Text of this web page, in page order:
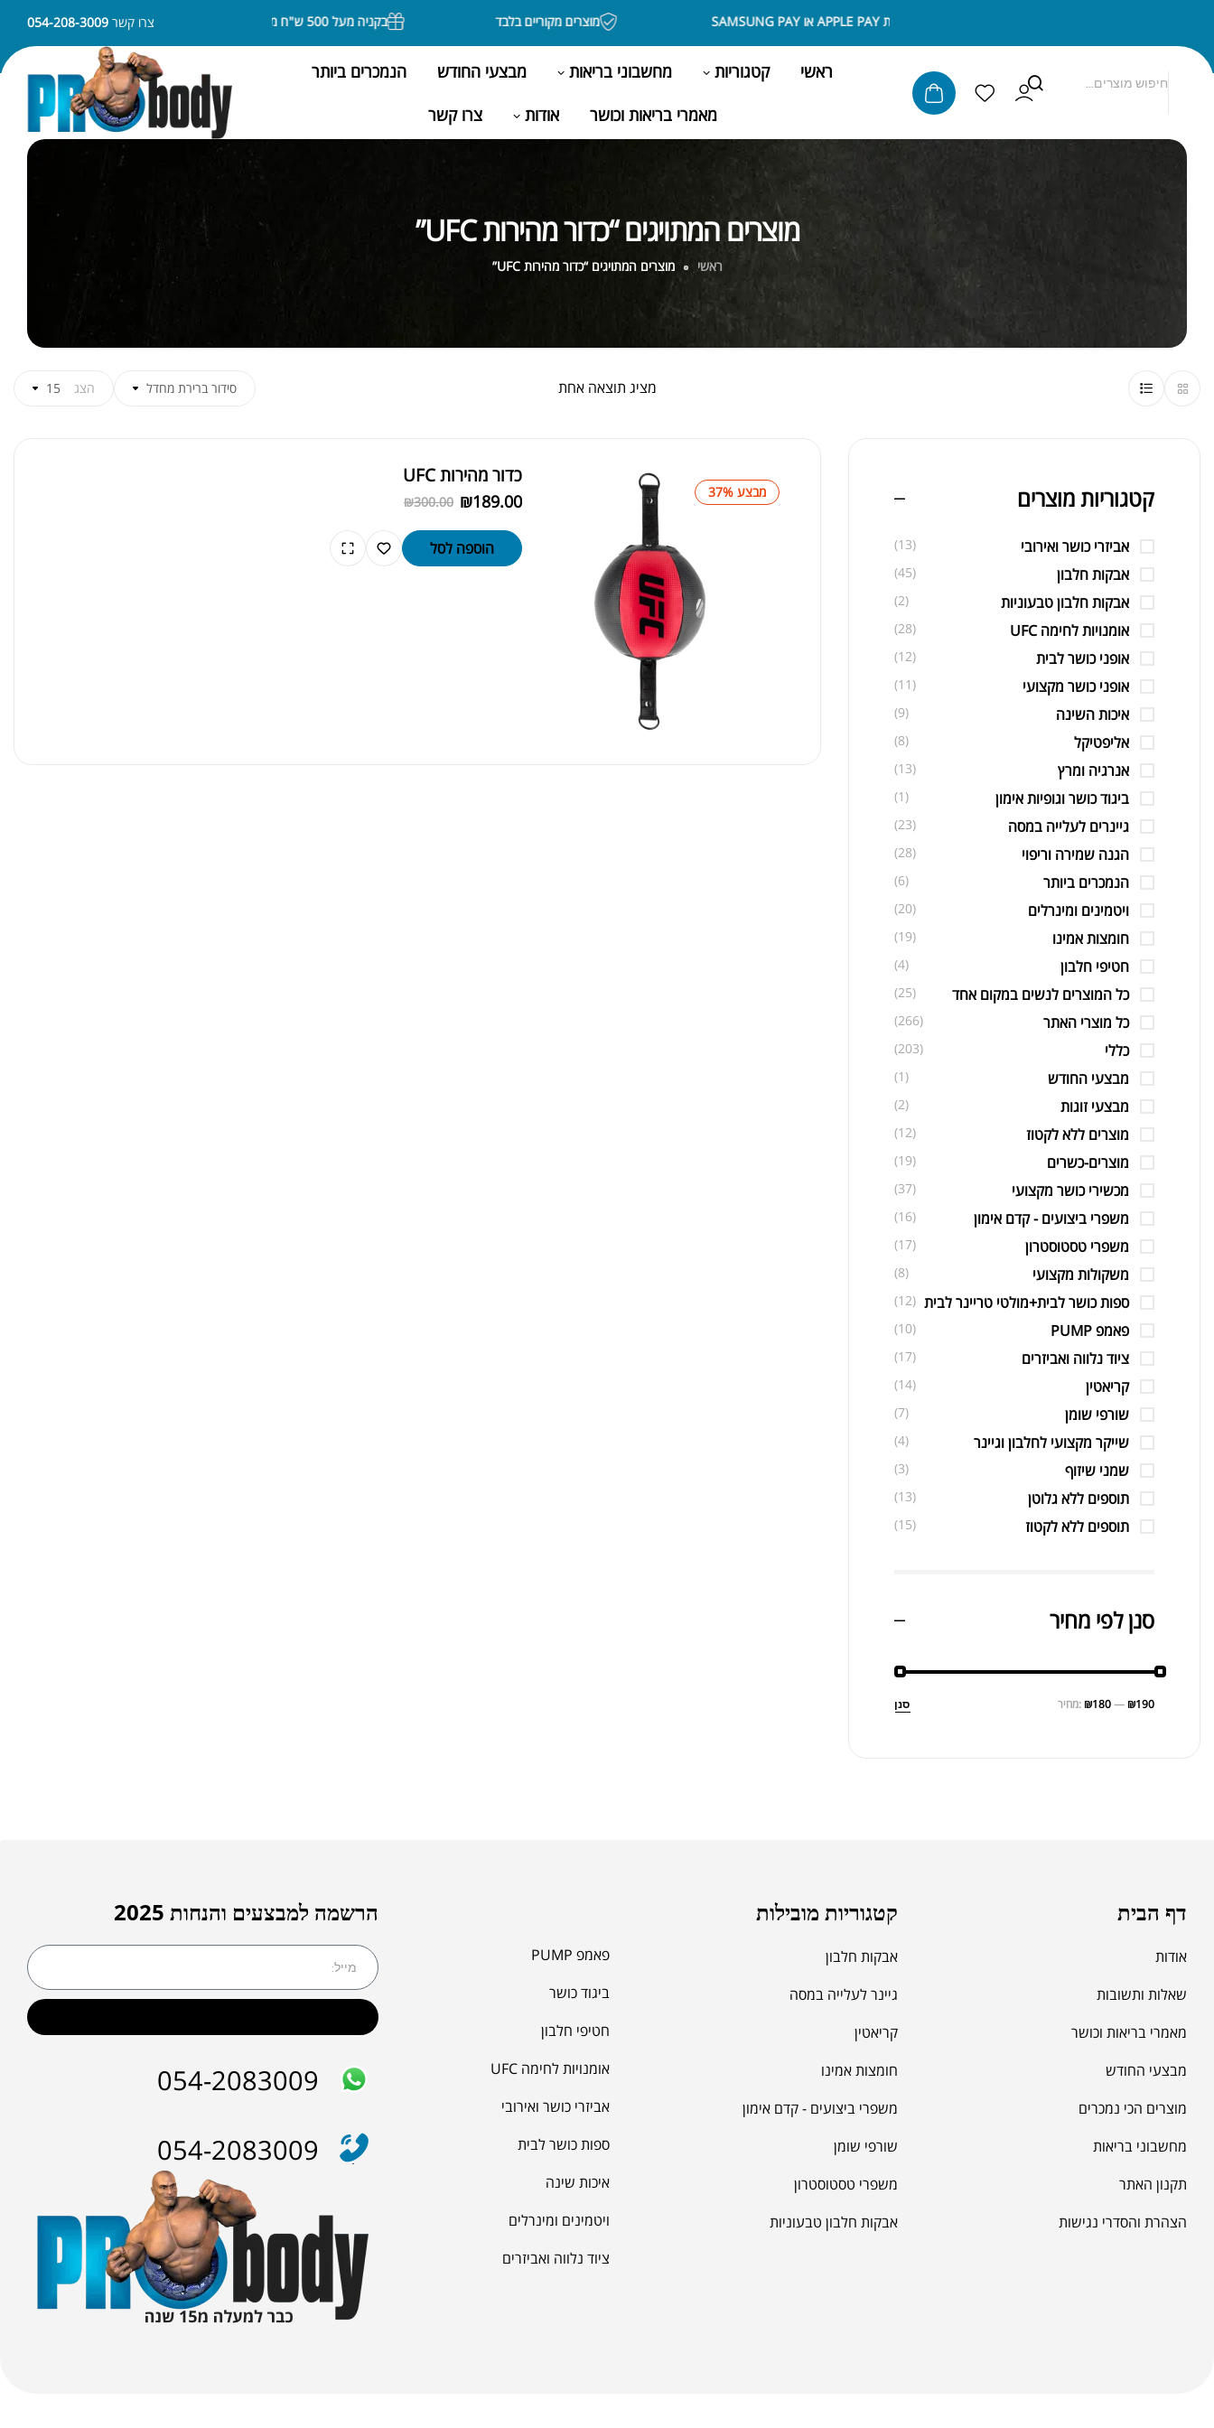
מוצרים מקוריים בלבד בקניה מעל 500 ש"ח משלוח חינם ניתן לשלם באמצעות APPLE PAY או SAMSUNG PAYצרו קשר 054-208-3009
ראשי קטגוריות מחשבוני בריאות מבצעי החודש
הנמכרים ביותר
מאמרי בריאות וכושר
אודות צרו קשר
מוצרים המתויגים “כדור מהירות UFC”
ראשי מוצרים המתויגים “כדור מהירות UFC”
מציג תוצאה אחת סידור ברירת מחדל הצג 15
מבצע 37%
כדור מהירות UFC
₪300.00 ₪189.00
הוספה לסל
קטגוריות מוצרים
אביזרי כושר ואירובי (13)
אבקות חלבון (45)
אבקות חלבון טבעוניות (2)
אומנויות לחימה UFC (28)
אופני כושר לבית (12)
אופני כושר מקצועי (11)
איכות השינה (9)
אליפטיקל (8)
אנרגיה ומרץ (13)
ביגוד כושר וגופיות אימון (1)
גיינרים לעלייה במסה (23)
הגנה שמירה וריפוי (28)
הנמכרים ביותר (6)
ויטמינים ומינרלים (20)
חומצות אמינו (19)
חטיפי חלבון (4)
כל המוצרים לנשים במקום אחד (25)
כל מוצרי האתר (266)
כללי (203)
מבצעי החודש (1)
מבצעי זוגות (2)
מוצרים ללא לקטוז (12)
מוצרים-כשרים (19)
מכשירי כושר מקצועי (37)
משפרי ביצועים - קדם אימון (16)
משפרי טסטוסטרון (17)
משקולות מקצועי (8)
ספות כושר לבית+מולטי טריינר לבית (12)
פאמפ PUMP (10)
ציוד נלווה ואביזרים (17)
קריאטין (14)
שורפי שומן (7)
שייקר מקצועי לחלבון וגיינר (4)
שמני שיזוף (3)
תוספים ללא גלוטן (13)
תוספים ללא לקטוז (15)
סנן לפי מחיר
סנן מחיר: ₪180— ₪190
דף הבית
אודות
שאלות ותשובות
מאמרי בריאות וכושר
מבצעי החודש
מוצרים הכי נמכרים
מחשבוני בריאות
תקנון האתר
הצהרת והסדרי נגישות
קטגוריות מובילות
אבקות חלבון
גיינר לעלייה במסה
קריאטין
חומצות אמינו
משפרי ביצועים - קדם אימון
שורפי שומן
משפרי טסטוסטרון
אבקות חלבון טבעוניות
פאמפ PUMP
ביגוד כושר
חטיפי חלבון
אומנויות לחימה UFC
אביזרי כושר ואירובי
ספות כושר לבית
איכות שינה
ויטמינים ומינרלים
ציוד נלווה ואביזרים
הרשמה למבצעים והנחות 2025
054-2083009
054-2083009